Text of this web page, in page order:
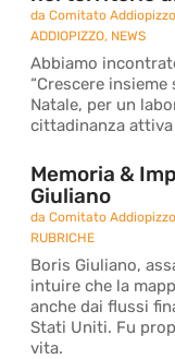
daComitato Addiopizzo
ADDIOPIZZO, NEWS
Abbiamo
“Crescere
Natale, per un
cittadinanza attiva
Memoria &
Giuliano
daComitato Addiopizzo
RUBRICHE
Boris Giuliano,
intuire che la
anche dai flussi
Stati Uniti. Fu
vita.